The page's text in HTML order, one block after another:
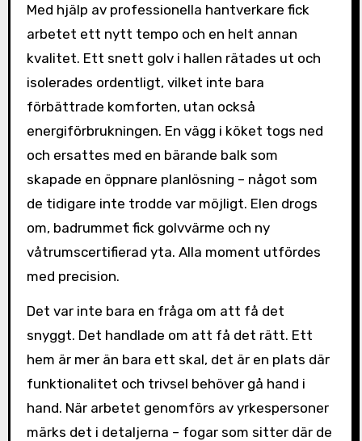
Med hjälp av professionella hantverkare fick
arbetet ett nytt tempo och en helt annan
kvalitet. Ett snett golv i hallen rätades ut och
isolerades ordentligt, vilket inte bara
förbättrade komforten, utan också
energiförbrukningen. En vägg i köket togs ned
och ersattes med en bärande balk som
skapade en öppnare planlösning – något som
de tidigare inte trodde var möjligt. Elen drogs
om, badrummet fick golvvärme och ny
våtrumscertifierad yta. Alla moment utfördes
med precision.
Det var inte bara en fråga om att få det
snyggt. Det handlade om att få det rätt. Ett
hem är mer än bara ett skal, det är en plats där
funktionalitet och trivsel behöver gå hand i
hand. När arbetet genomförs av yrkespersoner
märks det i detaljerna – fogar som sitter där de